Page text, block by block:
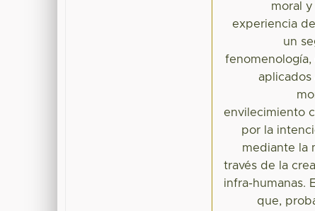
moral
experiencia
un
aplicados
envilecimiento
por la
mediante la
través de la
infra-humanas.
que,